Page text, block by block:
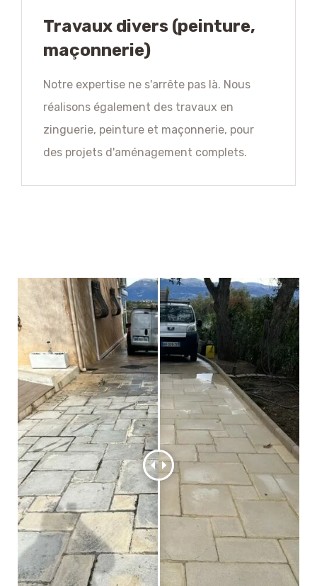
Travaux divers (peinture,
maçonnerie)
Notre expertise ne s'arrête pas là. Nous
réalisons également des travaux en
zinguerie, peinture et maçonnerie, pour
des projets d'aménagement complets.